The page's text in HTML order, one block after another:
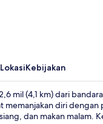
LokasiKebijakan
mil (4,1 km) dari
memanjakan diri dengan
dan makan malam.